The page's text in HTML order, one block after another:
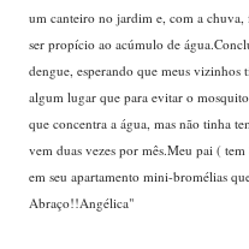
um canteiro no jardim e, com a
ser propício ao acúmulo de
dengue, esperando que meus
algum lugar que para evitar o
que concentra a água, mas não tinha
vem duas vezes por mês.Meu pai (
em seu apartamento mini-bromélias
Abraço!!Angélica"